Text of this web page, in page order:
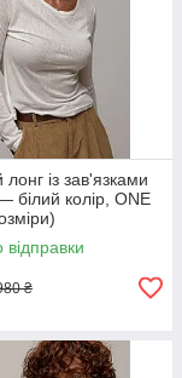
із зав'язками
білий колір, ONE
відправки
₴